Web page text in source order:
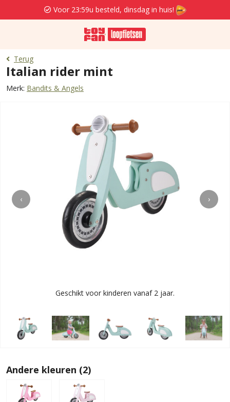
Voor 23:59u besteld, dinsdag in huis!
Terug
Italian rider mint
Merk: Bandits & Angels
‹ ›
Geschikt voor kinderen vanaf 2 jaar.
Andere kleuren (2)